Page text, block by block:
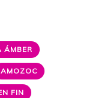
ÁMBER
AMOZOC
FIN